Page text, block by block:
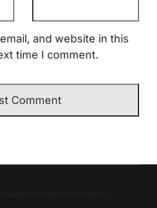
and website in this
time I comment.